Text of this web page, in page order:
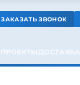
ЗАКАЗАТЬ ЗВОНОК
ПРОЕКТЫДОСТАВКА